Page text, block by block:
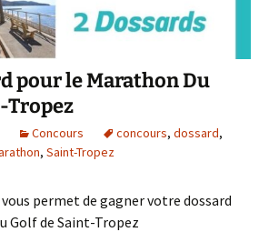
pour le Marathon Du
Tropez
Concours concours, dossard,
, Saint-Tropez
vous permet de gagner votre dossard
Golf de Saint-Tropez